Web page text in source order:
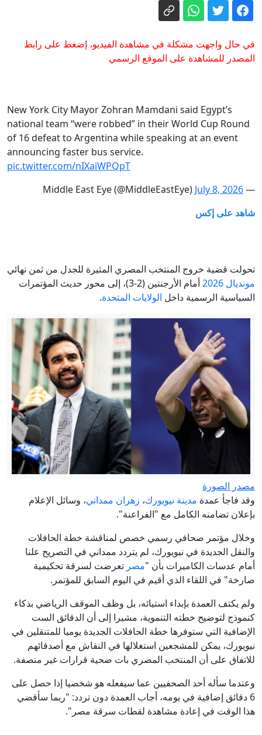
في قضايا عاطف نجيب ووسيم الأسد
هل تصمد الجولة السابعة من مفاوضات
لبنان وإسرائيل في روما أمام التصعيد في
الجنوب؟
"لا سمح الله أن يصبح رئيسا".. فانس يحذر
إسرائيل لاتفاق غزة وترفض الضم والتهجير
الشيباني يؤكد من أنقرة العمل على إنهاء
السلاح خارج سلطة الدولة
رغم تقدم المفاوضات مع عُمان.. إيران
في حال واجهت مشكلة في مشاهدة الفيديو، إضغط على رابط
المصدر للمشاهدة على الموقع الرسمي
New York City Mayor Zohran Mamdani said Egypt’s
national team “were robbed” in their World Cup Round
of 16 defeat to Argentina while speaking at an event
announcing faster bus service.
pic.twitter.com/nIXaiWPQpT
— Middle East Eye (@MiddleEastEye)
July 8, 2026
شاهد على إكس
تحولت قضية خروج المنتخب المصري المثيرة للجدل من ثمن نهائي
مونديال 2026
أمام الأرجنتين (2-3)، إلى محور حديث المؤتمرات
السياسية الرسمية داخل الولايات المتحدة.
مصدر الصورة
وقد فاجأ عمدة مدينة نيويورك، زهران ممداني، وسائل الإعلام
بإعلان تضامنه الكامل مع "الفراعنة".
وخلال مؤتمر صحافي رسمي خصص لمناقشة خطة الحافلات
والنقل الجديدة في نيويورك، لم يتردد ممداني في التصريح علنا
أمام عدسات الكاميرات بأن "مصر تعرضت لسرقة تحكيمية
صارخة" في اللقاء الذي أقيم في اليوم السابق للمؤتمر.
ولم يكتف العمدة بإبداء استيائه، بل وظف الموقف الرياضي بذكاء
كنموذج لتوضيح خطته التنموية، مشيرا إلى أن الدقائق الست
الإضافية التي ستوفرها خطة الحافلات الجديدة يوميا للمتنقلين في
نيويورك، يمكن للمشجعين استغلالها في النقاش مع أصدقائهم
للاتفاق على أن المنتخب المصري بات ضحية قرارات غير منصفة.
وعندما سأله أحد الصحفيين عما سيفعله هو شخصيا إذا حصل على
6 دقائق إضافية في يومه، أجاب العمدة دون تردد: "ربما سأقضي
هذا الوقت في إعادة مشاهدة لقطات سرقة مصر".